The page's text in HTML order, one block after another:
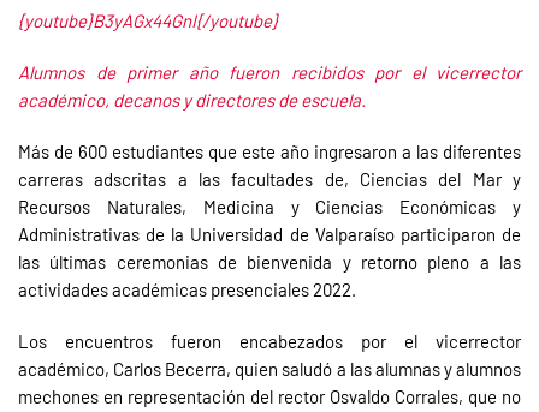
{youtube}B3yAGx44GnI{/youtube}
Alumnos de primer año fueron recibidos por el vicerrector
académico, decanos y directores de escuela.
Más de 600 estudiantes que este año ingresaron a las diferentes
carreras adscritas a las facultades de, Ciencias del Mar y
Recursos Naturales, Medicina y Ciencias Económicas y
Administrativas de la Universidad de Valparaíso participaron de
las últimas ceremonias de bienvenida y retorno pleno a las
actividades académicas presenciales 2022.
Los encuentros fueron encabezados por el vicerrector
académico, Carlos Becerra, quien saludó a las alumnas y alumnos
mechones en representación del rector Osvaldo Corrales, que no